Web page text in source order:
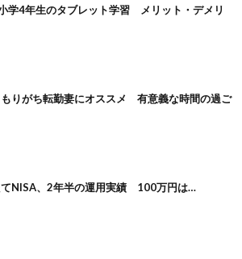
4年生のタブレット学習 メリット・デメリ
りがち転勤妻にオススメ 有意義な時間の過ご
てNISA、2年半の運用実績 100万円は…